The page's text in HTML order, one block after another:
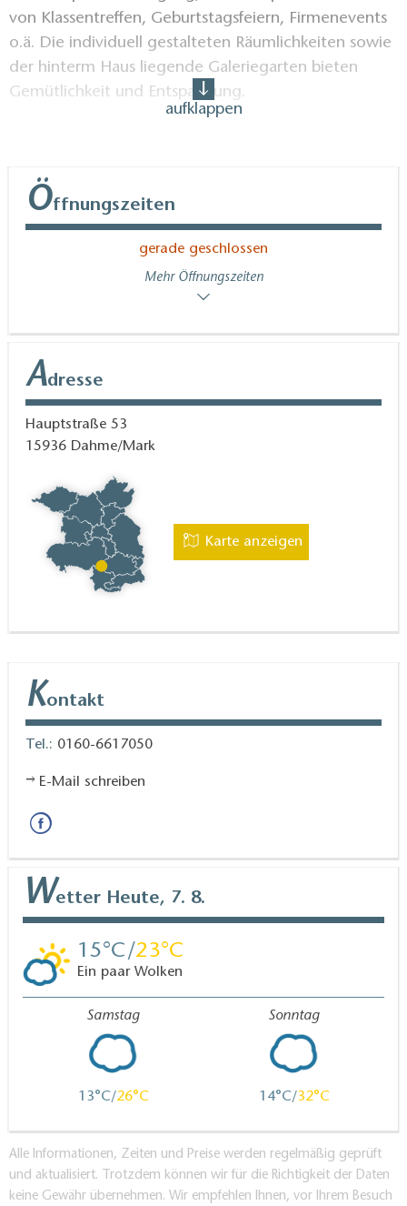
von Klassentreffen, Geburtstagsfeiern, Firmenevents
o.ä. Die individuell gestalteten Räumlichkeiten sowie
der hinterm Haus liegende Galeriegarten bieten
Gemütlichkeit und Entspannung.
schauen und so Kunst hautnah erleben, kann ins
Gespräch kommen, in Büchern stöbern und kann sich
eine Auszeit nehmen. Zum längeren Verweilen oder
spezielle Ferienwohnung im Vintage-Look, wo Altes,
verfügt über 65 m² mit Standardausstattung.
aufklappen
Öffnungszeiten
gerade geschlossen
Mehr Öffnungszeiten
Adresse
Hauptstraße 53
15936 Dahme/Mark
Karte anzeigen
Kontakt
Tel.: 0160-6617050
E-Mail schreiben
Wetter Heute, 7. 8.
15 23
Ein paar Wolken
Samstag
13 26
Sonntag
14 32
Alle Informationen, Zeiten und Preise werden regelmäßig geprüft
und aktualisiert. Trotzdem können wir für die Richtigkeit der Daten
keine Gewähr übernehmen. Wir empfehlen Ihnen, vor Ihrem Besuch